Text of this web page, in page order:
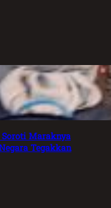
Maraknya
Tegakkan